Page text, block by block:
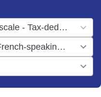
Missions avec réduction fiscale - Tax-deductible missions
Missions francophones - French-speaking missions